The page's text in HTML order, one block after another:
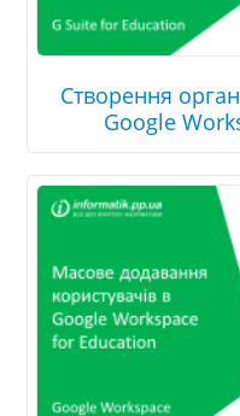
Створення
Google